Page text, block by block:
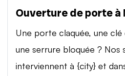
Ouverture de porte
Une porte claquée, une clé
une serrure bloquée ? Nos
interviennent à {city} et